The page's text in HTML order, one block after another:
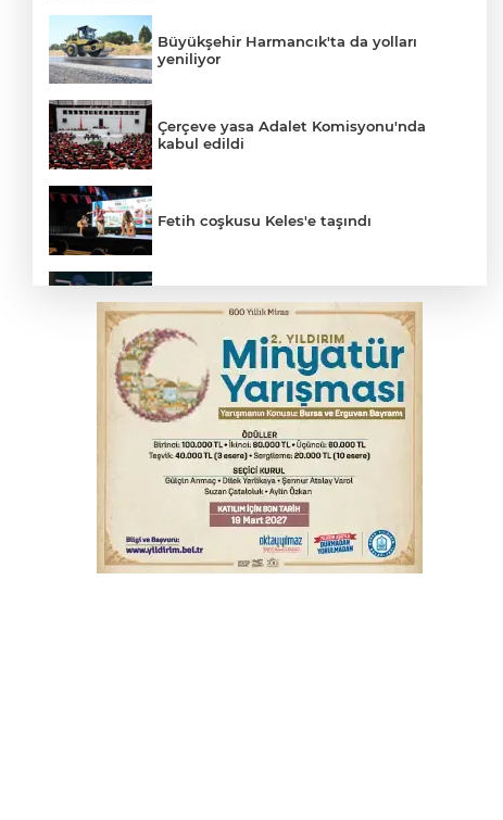
Büyükşehir Harmancık'ta da yolları
yeniliyor
Çerçeve yasa Adalet Komisyonu'nda
kabul edildi
Fetih coşkusu Keles'e taşındı
kişi tutuklandı
İnegöl’de yangın paniği! Apartmana
sıçrayan alevler söndürüldü
Elektrik akımına kapılan işçi hayatını
kaybetti
Serbest piyasada döviz fiyatları